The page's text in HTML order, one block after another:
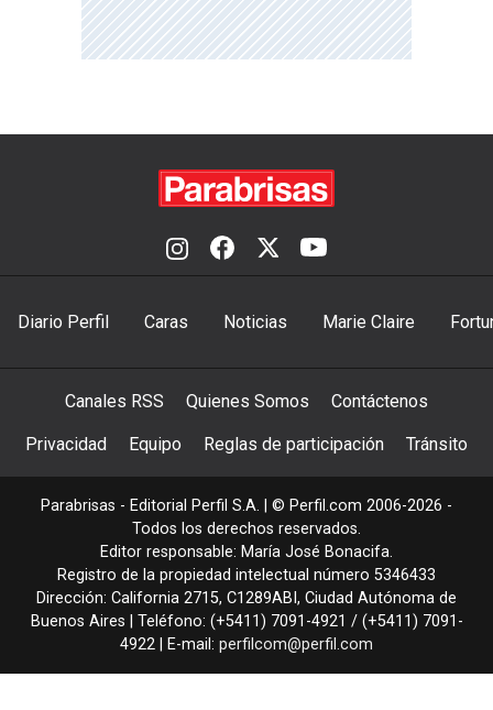
Diario Perfil Caras Noticias Marie Claire
Canales RSS Quienes Somos Contáctenos
Privacidad Equipo Reglas de participación Tránsito
Parabrisas - Editorial Perfil S.A. | © Perfil.com 2006-2026 -
Todos los derechos reservados.
Editor responsable: María José Bonacifa.
Registro de la propiedad intelectual número 5346433
Dirección: California 2715, C1289ABI , Ciudad Autónoma de
Buenos Aires | Teléfono: (+5411) 7091-4921 / (+5411) 7091-
4922 | E-mail: perfilcom@perfil.com